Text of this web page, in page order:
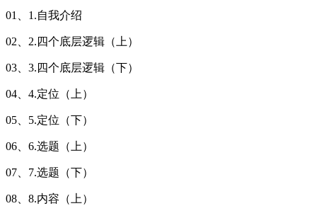
01、1.自我介绍
02、2.四个底层逻辑（上）
03、3.四个底层逻辑（下）
04、4.定位（上）
05、5.定位（下）
06、6.选题（上）
07、7.选题（下）
08、8.内容（上）